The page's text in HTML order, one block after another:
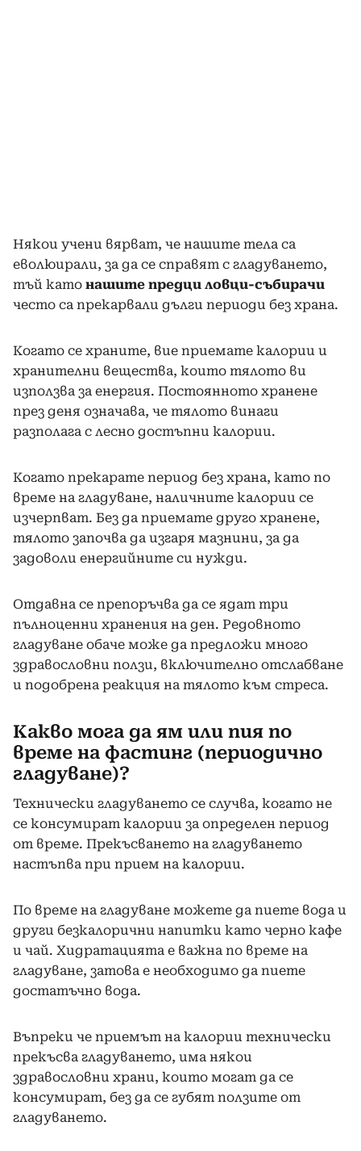
Някои учени вярват, че нашите тела са
еволюирали, за да се справят с гладуването,
тъй като нашите предци ловци-събирачи
често са прекарвали дълги периоди без храна.
Когато се храните, вие приемате калории и
хранителни вещества, които тялото ви
използва за енергия. Постоянното хранене
през деня означава, че тялото винаги
разполага с лесно достъпни калории.
Когато прекарате период без храна, като по
време на гладуване, наличните калории се
изчерпват. Без да приемате друго хранене,
тялото започва да изгаря мазнини, за да
задоволи енергийните си нужди.
Отдавна се препоръчва да се ядат три
пълноценни хранения на ден. Редовното
гладуване обаче може да предложи много
здравословни ползи, включително отслабване
и подобрена реакция на тялото към стреса.
Какво мога да ям или пия по
време на фастинг (периодично
гладуване)?
Технически гладуването се случва, когато не
се консумират калории за определен период
от време. Прекъсването на гладуването
настъпва при прием на калории.
По време на гладуване можете да пиете вода и
други безкалорични напитки като черно кафе
и чай. Хидратацията е важна по време на
гладуване, затова е необходимо да пиете
достатъчно вода.
Въпреки че приемът на калории технически
прекъсва гладуването, има някои
здравословни храни, които могат да се
консумират, без да се губят ползите от
гладуването.